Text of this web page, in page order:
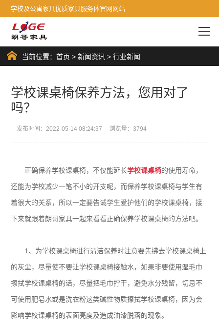
学校及公寓家具优质家具服务体官网网站
当前位置：首页 >新闻资讯 >行业新闻
学校课桌椅保养方法，您用对了
吗？
发布时间：2022-05-14 08:24:37 浏览量：3794
正确保养学校课桌椅，不仅能延长学校课桌椅的使用寿命，
还能为学校减少一笔不小的开支呢，而保养学校课桌椅与学生有
着很大的关系，所以一定要告诫学生爱护他们的学校课桌椅，接
下来就跟着朗哥家具一起来看看正确保养学校课桌椅的方法吧。
1、为学校课桌椅进行清洁保养时注意要先拂去学校课桌椅上
的灰尘，尽量使不要让学校课桌椅接触水，如果非要使用湿毛巾
擦拭学校课桌椅的话，尽量把毛巾拧干，避免水分残留，切忌不
可使用肥皂水或是洗衣粉这类碱性物质擦拭学校课桌椅，因为会
影响学校课桌椅的表面亮度及造成油漆脱落的现象。